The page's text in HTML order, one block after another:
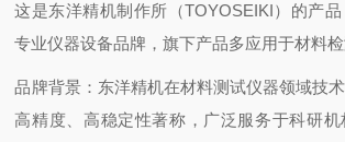
这是东洋精机制作所（TOYOSEIKI）的产
专业仪器设备品牌，旗下产品多应用于材料检
品牌背景‌：东洋精机在材料测试仪器领域技
高精度、高稳定性著称，广泛服务于科研